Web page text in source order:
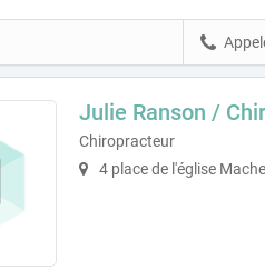
Julie Ranson /
Chiropracteur
4 place de l'église